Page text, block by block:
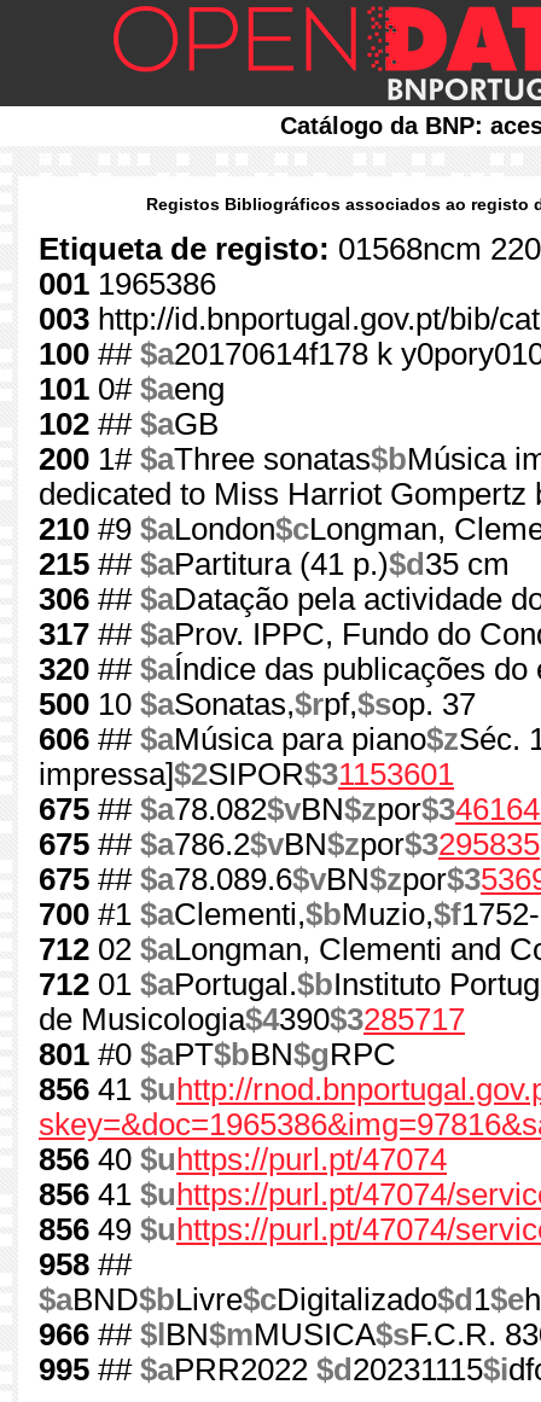
Catálogo da BNP:
Registos Bibliográficos associados ao registo
Etiqueta de registo: 01568ncm
001 1965386
003 http://id.bnportugal.gov.pt/bib/
100 ## $a20170614f178 k
101 0# $aeng
102 ## $aGB
200 1# $aThree sonatas$bMúsica
dedicated to Miss Harriot Gompertz
210 #9 $aLondon$cLongman,
215 ## $aPartitura (41 p.)$d 35 cm
306 ## $aDatação pela actividade
317 ## $aProv. IPPC, Fundo do
320 ## $aÍndice das publicações do
500 10 $aSonatas,$rpf,$sop. 37
606 ## $aMúsica para piano$zSéc.
impressa]$2SIPOR$31153601
675 ## $a78.082$vBN$zpor$3
675 ## $a786.2$vBN$zpor$3295835
675 ## $a78.089.6$vBN$zpor$3
700 #1 $aClementi,$bMuzio,$f
712 02 $aLongman, Clementi and
712 01 $aPortugal.$bInstituto
de Musicologia$4390$3285717
801 #0 $aPT$bBN$gRPC
856 41 $u http://
856 40 $u https://purl.pt/47074
856 41 $u https://purl.pt/47074/
856 49 $u https://purl.pt/47074/
958 ##
$aBND$bLivre$cDigitalizado$d 1$e
966 ## $l BN$mMUSICA$sF.C.R.
995 ## $aPRR2022 $d 20231115$i